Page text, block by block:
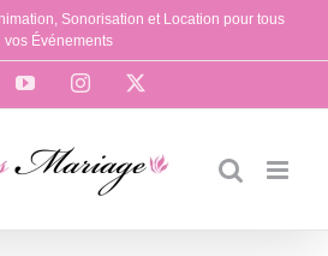
Sonorisation et Location pour tous
vos Événements
YouTubeInstagram